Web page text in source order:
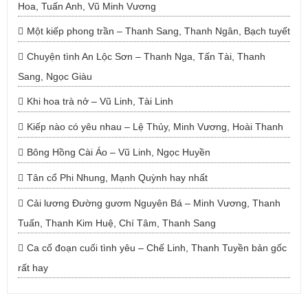
Hoa, Tuấn Anh, Vũ Minh Vương
Một kiếp phong trần – Thanh Sang, Thanh Ngân, Bạch tuyết
Chuyện tình An Lộc Sơn – Thanh Nga, Tấn Tài, Thanh
Sang, Ngọc Giàu
Khi hoa trà nở – Vũ Linh, Tài Linh
Kiếp nào có yêu nhau – Lệ Thủy, Minh Vương, Hoài Thanh
Bông Hồng Cài Áo – Vũ Linh, Ngọc Huyền
Tân cổ Phi Nhung, Mạnh Quỳnh hay nhất
Cải lương Đường gươm Nguyên Bá – Minh Vương, Thanh
Tuấn, Thanh Kim Huệ, Chí Tâm, Thanh Sang
Ca cổ đoạn cuối tình yêu – Chế Linh, Thanh Tuyền bản gốc
rất hay